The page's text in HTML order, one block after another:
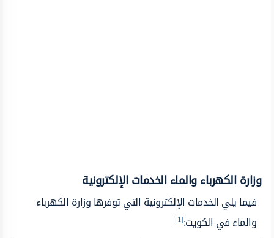
وزارة الكهرباء والماء الخدمات الإلكترونية
فيما يلي الخدمات الإلكترونية التي توفرها وزارة الكهرباء
والماء في الكويت:[1]